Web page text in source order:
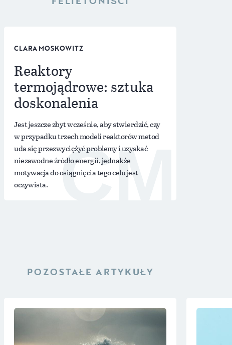
CLARA MOSKOWITZ
Reaktory
termojądrowe: sztuka
doskonalenia
Jest jeszcze zbyt wcześnie, aby stwierdzić, czy
w przypadku trzech modeli reaktorów metod
uda się przezwyciężyć problemy i uzyskać
niezawodne źródło energii, jednakże
motywacja do osiągnięcia tego celu jest
oczywista.
CM
POZOSTAŁE ARTYKUŁY